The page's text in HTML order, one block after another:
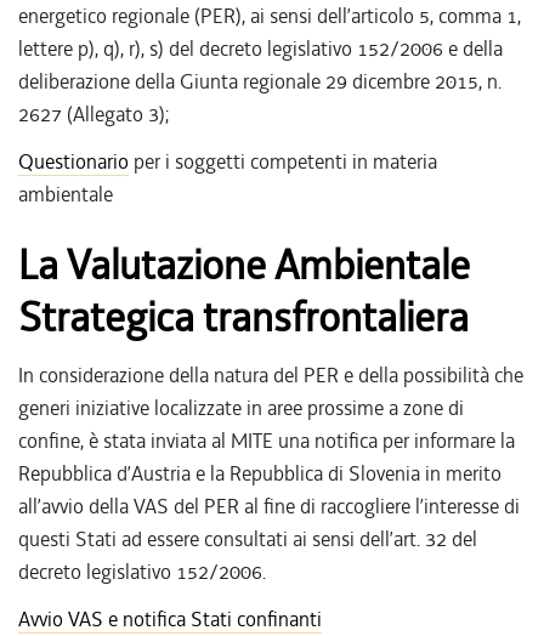
energetico regionale (PER), ai sensi dell’articolo 5, comma 1,
lettere p), q), r), s) del decreto legislativo 152/2006 e della
deliberazione della Giunta regionale 29 dicembre 2015, n.
2627 (Allegato 3);
Questionario per i soggetti competenti in materia
ambientale
La Valutazione Ambientale
Strategica transfrontaliera
In considerazione della natura del PER e della possibilità che
generi iniziative localizzate in aree prossime a zone di
confine, è stata inviata al MITE una notifica per informare la
Repubblica d’Austria e la Repubblica di Slovenia in merito
all’avvio della VAS del PER al fine di raccogliere l’interesse di
questi Stati ad essere consultati ai sensi dell’art. 32 del
decreto legislativo 152/2006.
Avvio VAS e notifica Stati confinanti